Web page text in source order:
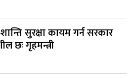
सुरक्षा कायम गर्न सरकार
छः गृहमन्त्री